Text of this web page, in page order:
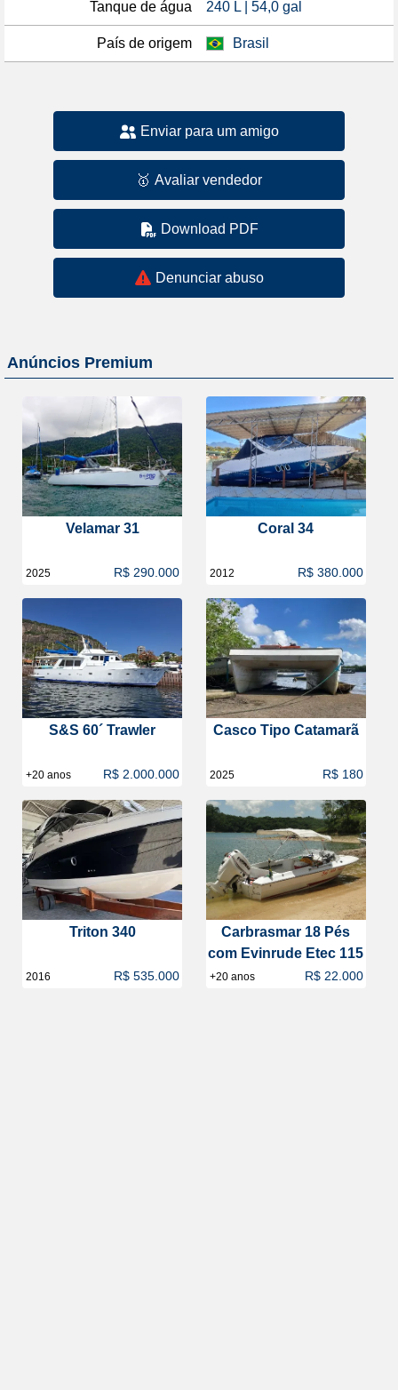
Tanque de água 240 L | 54,0 gal
País de origem Brasil
Enviar para um amigo
🥇 Avaliar vendedor
Download PDF
Denunciar abuso
Anúncios Premium
Velamar 31
2025 R$ 290.000
Coral 34
2012 R$ 380.000
S&S 60´ Trawler
+20 anos R$ 2.000.000
Casco Tipo Catamarã
2025 R$ 180
Triton 340
2016 R$ 535.000
Carbrasmar 18 Pés
com Evinrude Etec 115
+20 anos R$ 22.000